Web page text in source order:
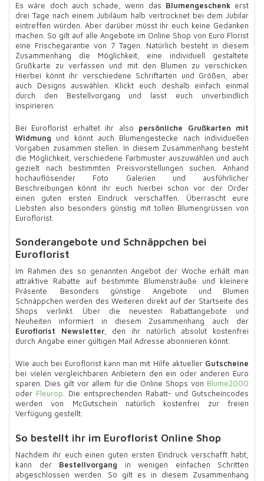
Es wäre doch auch schade, wenn das Blumengeschenkerst
drei Tage nach einem Jubiläum halb vertrocknet bei dem Jubilar
eintreffen würden. Aber darüber müsst ihr euch keine Gedanken
machen. So gilt auf alle Angebote im Online Shop von Euro Florist
eine Frischegarantie von 7 Tagen. Natürlich besteht in diesem
Zusammenhang die Möglichkeit, eine individuell gestaltete
Grußkarte zu verfassen und mit den Blumen zu verschicken.
Hierbei könnt ihr verschiedene Schriftarten und Größen, aber
auch Designs auswählen. Klickt euch deshalb einfach einmal
durch den Bestellvorgang und lasst euch unverbindlich
inspirieren.
Bei Euroflorist erhaltet ihr also persönliche Grußkarten mit
Widmung und könnt auch Blumengestecke nach individuellen
Vorgaben zusammen stellen. In diesem Zusammenhang besteht
die Möglichkeit, verschiedene Farbmuster auszuwählen und auch
gezielt nach bestimmten Preisvorstellungen suchen. Anhand
hochauflösender Foto Galerien und ausführlicher
Beschreibungen könnt ihr euch hierbei schon vor der Order
einen guten ersten Eindruck verschaffen. Überrascht eure
Liebsten also besonders günstig mit tollen Blumengrüssen von
Euroflorist.
Sonderangebote und Schnäppchen bei
Euroflorist
Im Rahmen des so genannten Angebot der Woche erhält man
attraktive Rabatte auf bestimmte Blumensträuße und kleinere
Präsente. Besonders günstige Angebote und Blumen
Schnäppchen werden des Weiteren direkt auf der Startseite des
Shops verlinkt. Über die neuesten Rabattangebote und
Neuheiten informiert in diesem Zusammenhang auch der
Euroflorist Newsletter, den ihr natürlich absolut kostenfrei
durch Angabe einer gültigen Mail Adresse abonnieren könnt.
Wie auch bei Euroflorist kann man mit Hilfe aktueller Gutscheine
bei vielen vergleichbaren Anbietern den ein oder anderen Euro
sparen. Dies gilt vor allem für die Online Shops von Blume2000
oder Fleurop. Die entsprechenden Rabatt- und Gutscheincodes
werden von McGutschein natürlich kostenfrei zur freien
Verfügung gestellt.
So bestellt ihr im Euroflorist Online Shop
Nachdem ihr euch einen guten ersten Eindruck verschafft habt,
kann der Bestellvorgang in wenigen einfachen Schritten
abgeschlossen werden. So gilt es in diesem Zusammenhang